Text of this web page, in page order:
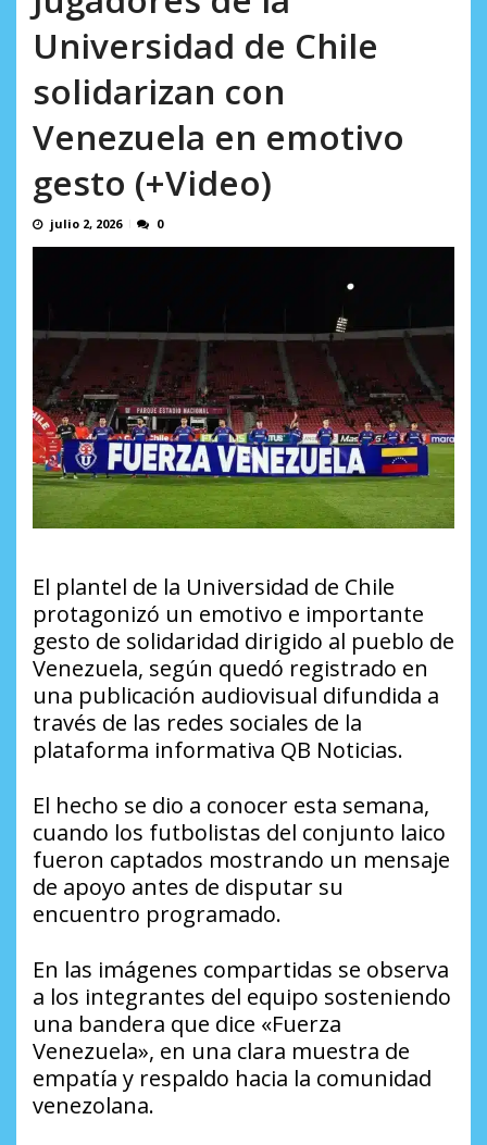
Universidad de Chile
solidarizan con
Venezuela en emotivo
gesto (+Video)
julio 2, 2026 0
El plantel de la Universidad de Chile
protagonizó un emotivo e importante
gesto de solidaridad dirigido al pueblo de
Venezuela, según quedó registrado en
una publicación audiovisual difundida a
través de las redes sociales de la
plataforma informativa QB Noticias.
El hecho se dio a conocer esta semana,
cuando los futbolistas del conjunto laico
fueron captados mostrando un mensaje
de apoyo antes de disputar su
encuentro programado.
En las imágenes compartidas se observa
a los integrantes del equipo sosteniendo
una bandera que dice «Fuerza
Venezuela», en una clara muestra de
empatía y respaldo hacia la comunidad
venezolana.